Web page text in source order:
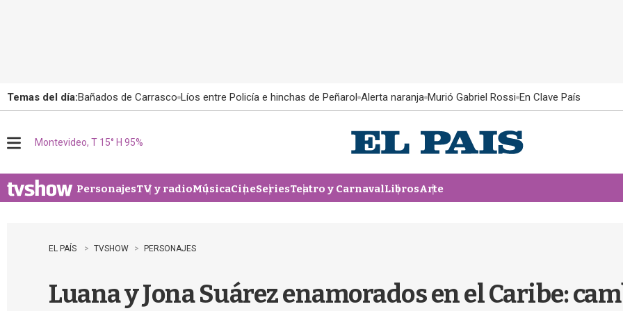
Temas del día:Bañados de Carrasco Líos entre Policía e hinchas de Peñarol Alerta naranja Murió Gabriel Rossi En Clave País
u
Montevideo, T 15° H 95%
PersonajesTV y radioMúsicaCineSeriesTeatro y CarnavalLibrosArte
EL PAÍS TVSHOW PERSONAJES
Luana y Jona Suárez enamorados en el Caribe: